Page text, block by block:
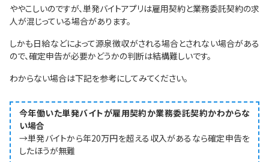
ややこしいのですが、単発バイトアプリは雇用契約と業務委託契約の求
人が混じっている場合があります。
しかも日給などによって源泉徴収がされる場合とされない場合がある
ので、確定申告が必要かどうかの判断は結構難しいです。
わからない場合は下記を参考にしてみてください。
今年働いた単発バイトが雇用契約か業務委託契約かわからな
い場合
→単発バイトから年20万円を超える収入があるなら確定申告を
したほうが無難